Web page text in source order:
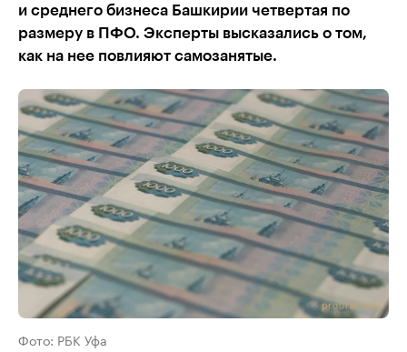
и среднего бизнеса Башкирии четвертая по
размеру в ПФО. Эксперты высказались о том,
как на нее повлияют самозанятые.
Фото: РБК Уфа